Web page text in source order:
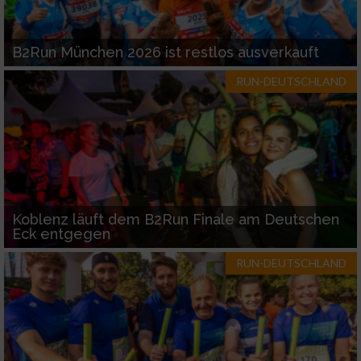
B2Run München 2026 ist restlos ausverkauft
RUN-DEUTSCHLAND
Koblenz läuft dem B2Run Finale am Deutschen
Eck entgegen
RUN-DEUTSCHLAND